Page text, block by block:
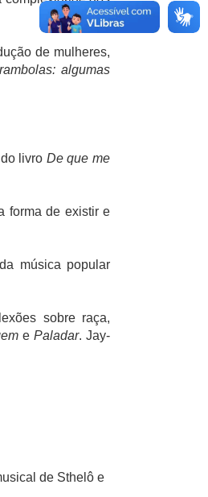
de mulheres,
algumas
livro De que me
forma de existir e
música popular
sobre raça,
ePaladar. Jay-
de Sthelô e